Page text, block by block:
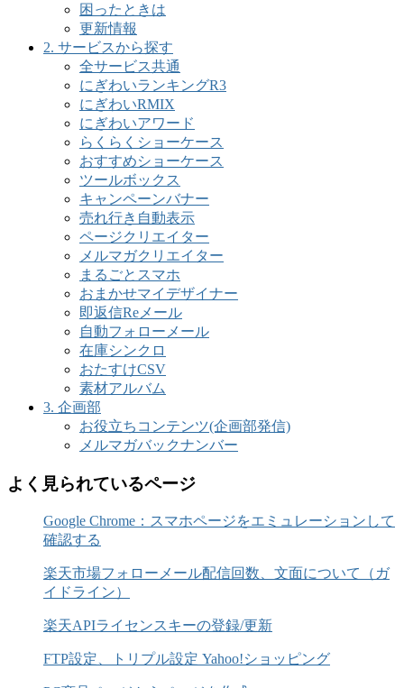
困ったときは
更新情報
2. サービスから探す
全サービス共通
にぎわいランキングR3
にぎわいRMIX
にぎわいアワード
らくらくショーケース
おすすめショーケース
ツールボックス
キャンペーンバナー
売れ行き自動表示
ページクリエイター
メルマガクリエイター
まるごとスマホ
おまかせマイデザイナー
即返信Reメール
自動フォローメール
在庫シンクロ
おたすけCSV
素材アルバム
3. 企画部
お役立ちコンテンツ(企画部発信)
メルマガバックナンバー
よく見られているページ
Google Chrome：スマホページをエミュレーションして
確認する
楽天市場フォローメール配信回数、文面について（ガ
イドライン）
楽天APIライセンスキーの登録/更新
FTP設定、トリプル設定 Yahoo!ショッピング